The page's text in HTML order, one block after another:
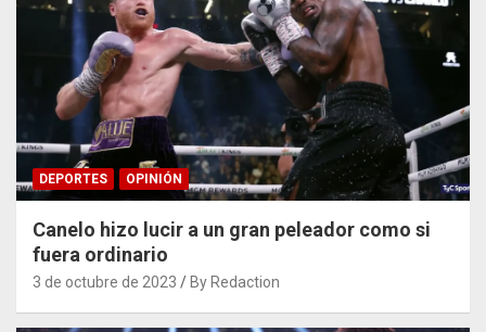
DEPORTES OPINIÓN
Canelo hizo lucir a un gran peleador como si
fuera ordinario
3 de octubre de 2023 By Redaction